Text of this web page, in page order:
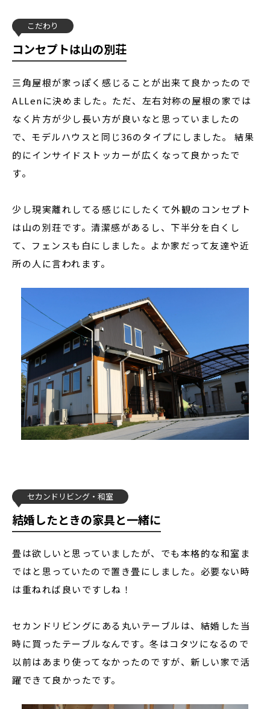
こだわり
コンセプトは山の別荘
三角屋根が家っぽく感じることが出来て良かったので
ALLenに決めました。ただ、左右対称の屋根の家では
なく片方が少し長い方が良いなと思っていましたの
で、モデルハウスと同じ36のタイプにしました。 結果
的にインサイドストッカーが広くなって良かったで
す。
少し現実離れしてる感じにしたくて外観のコンセプト
は山の別荘です。清潔感があるし、下半分を白くし
て、フェンスも白にしました。よか家だって友達や近
所の人に言われます。
セカンドリビング 和室
結婚したときの家具と一緒に
畳は欲しいと思っていましたが、でも本格的な和室ま
ではと思っていたので置き畳にしました。必要ない時
は重ねれば良いですしね！
セカンドリビングにある丸いテーブルは、結婚した当
時に買ったテーブルなんです。冬はコタツになるので
以前はあまり使ってなかったのですが、新しい家で活
躍できて良かったです。